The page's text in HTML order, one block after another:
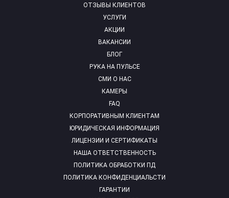
ОТЗЫВЫ КЛИЕНТОВ
УСЛУГИ
АКЦИИ
ВАКАНСИИ
БЛОГ
РУКА НА ПУЛЬСЕ
СМИ О НАС
КАМЕРЫ
FAQ
КОРПОРАТИВНЫМ КЛИЕНТАМ
ЮРИДИЧЕСКАЯ ИНФОРМАЦИЯ
ЛИЦЕНЗИИ И СЕРТИФИКАТЫ
НАША ОТВЕТСТВЕННОСТЬ
ПОЛИТИКА ОБРАБОТКИ ПД
ПОЛИТИКА КОНФИДЕНЦИАЛЬСТИ
ГАРАНТИИ